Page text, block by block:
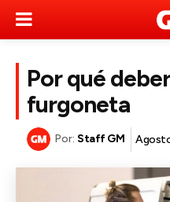
Por qué
furgoneta
Por: Staff GM